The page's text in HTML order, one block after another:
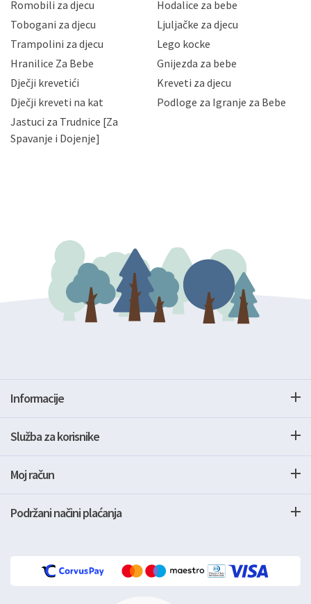
Vaših osobnih podataka te omogućava pristup i
priopćavanje osobnih podataka samo onim svojim
zaposlenicima kojima su isti potrebni radi provedbe
slučajevima koji su dozvoljeni zakonima. Napominjemo
da možete u svako doba, u potpunosti ili djelomice,
zatražiti prestanak aktivnosti obrade Vaših osobnih
podataka. Opoziv privole možete podnijeti poštom na
gore navedenu adresu ili e-mailom na adresu:
Romobili za djecu
Hodalice za bebe
Tobogani za djecu
Ljuljačke za djecu
Trampolini za djecu
Lego kocke
Hranilice Za Bebe
Gnijezda za bebe
Dječji krevetići
Kreveti za djecu
Dječji kreveti na kat
Podloge za Igranje za Bebe
Jastuci za Trudnice [Za
Spavanje i Dojenje]
Informacije
Služba za korisnike
Moj račun
Podržani načini plaćanja